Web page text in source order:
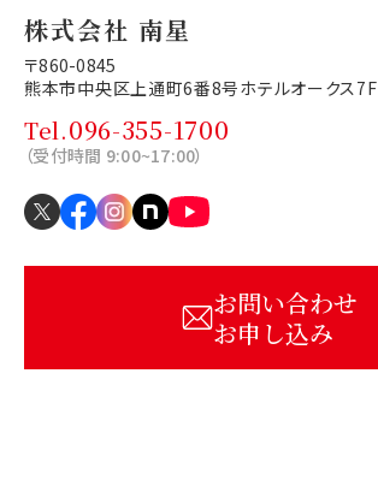
株式会社 南星
〒860-0845
熊本市中央区上通町6番8号ホテルオークス7F
Tel.096-355-1700
（受付時間 9:00~17:00）
お問い合わせ
お申し込み